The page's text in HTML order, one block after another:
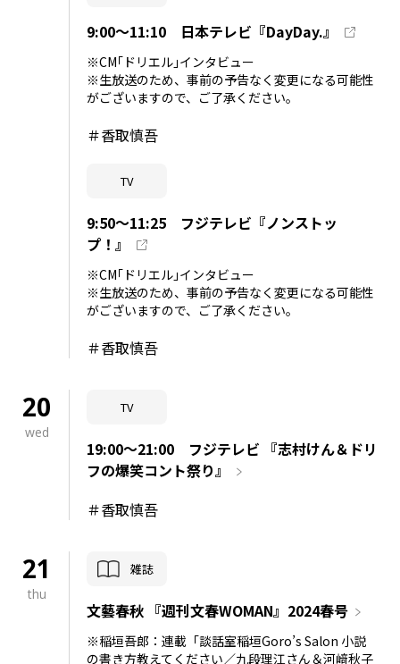
9:00～11:10 日本テレビ『DayDay.』
※CM｢ドリエル｣インタビュー
※生放送のため、事前の予告なく変更になる可能性
がございますので、ご了承ください。
＃香取慎吾
TV
9:50～11:25 フジテレビ『ノンストッ
プ！』
※CM｢ドリエル｣インタビュー
※生放送のため、事前の予告なく変更になる可能性
がございますので、ご了承ください。
＃香取慎吾
20
wed
TV
19:00～21:00 フジテレビ 『志村けん＆ドリ
フの爆笑コント祭り』
＃香取慎吾
21
thu
雑誌
文藝春秋 『週刊文春WOMAN』2024春号
※稲垣吾郎：連載「談話室稲垣Goro’s Salon 小説
の書き方教えてください／九段理江さん＆河﨑秋子